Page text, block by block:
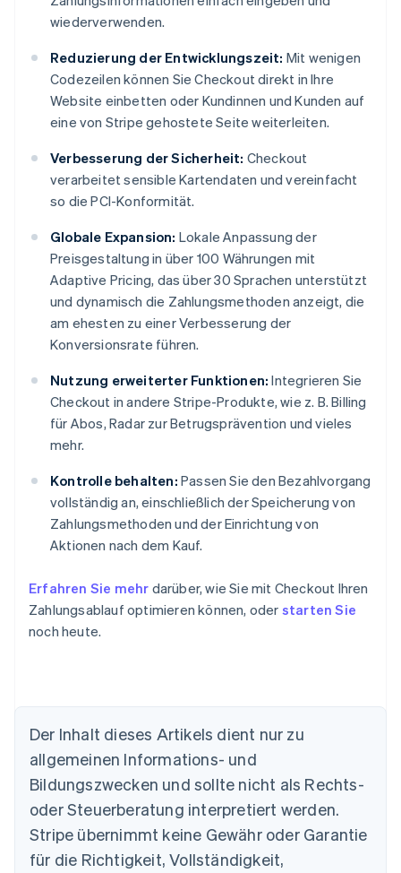
wiederverwenden.
Reduzierung der Entwicklungszeit: Mit wenigen
Codezeilen können Sie Checkout direkt in Ihre
Website einbetten oder Kundinnen und Kunden auf
eine von Stripe gehostete Seite weiterleiten.
Verbesserung der Sicherheit: Checkout
verarbeitet sensible Kartendaten und vereinfacht
so die PCI-Konformität.
Globale Expansion: Lokale Anpassung der
Preisgestaltung in über 100 Währungen mit
Adaptive Pricing, das über 30 Sprachen unterstützt
und dynamisch die Zahlungsmethoden anzeigt, die
am ehesten zu einer Verbesserung der
Konversionsrate führen.
Nutzung erweiterter Funktionen: Integrieren Sie
Checkout in andere Stripe-Produkte, wie z. B. Billing
für Abos, Radar zur Betrugsprävention und vieles
mehr.
Kontrolle behalten: Passen Sie den Bezahlvorgang
vollständig an, einschließlich der Speicherung von
Zahlungsmethoden und der Einrichtung von
Aktionen nach dem Kauf.
Erfahren Sie mehr darüber, wie Sie mit Checkout Ihren
Zahlungsablauf optimieren können, oder starten Sie
noch heute.
Der Inhalt dieses Artikels dient nur zu
allgemeinen Informations- und
Bildungszwecken und sollte nicht als Rechts-
oder Steuerberatung interpretiert werden.
Stripe übernimmt keine Gewähr oder Garantie
für die Richtigkeit, Vollständigkeit,
Australien
English
Belgien
Nederlands Français DeutschEnglish
Brasilien
PortuguêsEnglish